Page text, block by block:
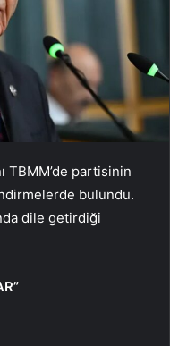
TBMM’de partisinin
bulundu.
dile getirdiği